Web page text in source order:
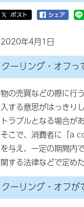
2020年4月1日
クーリング・オフっ
物の売買などの際に行
入する意思がはっきり
トラブルとなる場合が
そこで、消費者に「a
を与え、一定の期間内
関する法律などで定め
クーリング・オフが